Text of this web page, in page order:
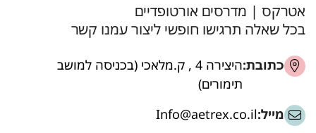
אטרקס | מדרסים אורטופדיים
בכל שאלה תרגישו חופשי ליצור עמנו קשר
כתובת:
היצירה 4 , ק.מלאכי (בכניסה למושב
תימורים)
מייל:Info@aetrex.co.il